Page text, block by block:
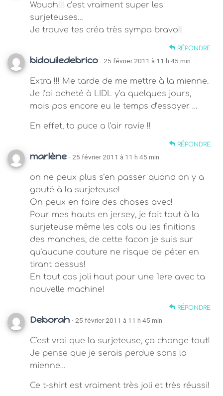
Wouah!!! c’est vraiment super les
surjeteuses…
Je trouve tes créa très sympa bravo!!
RÉPONDRE
bidouiledebrico · 25 février 2011 à 11 h 45 min
Extra !!! Me tarde de me mettre à la mienne.
Je l’ai acheté à LIDL y’a quelques jours,
mais pas encore eu le temps d’essayer …
En effet, ta puce a l’air ravie !!
RÉPONDRE
marlène · 25 février 2011 à 11 h 45 min
on ne peux plus s’en passer quand on y a
gouté à la surjeteuse!
On peux en faire des choses avec!
Pour mes hauts en jersey, je fait tout à la
surjeteuse même les cols ou les finitions
des manches, de cette facon je suis sur
qu’aucune couture ne risque de péter en
tirant dessus!
En tout cas joli haut pour une 1ere avec ta
nouvelle machine!
RÉPONDRE
Deborah · 25 février 2011 à 11 h 45 min
C’est vrai que la surjeteuse, ça change tout!
Je pense que je serais perdue sans la
mienne…
Ce t-shirt est vraiment très joli et très réussi!